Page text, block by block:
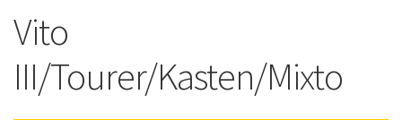
Vito
III/Tourer/Kasten/Mixto